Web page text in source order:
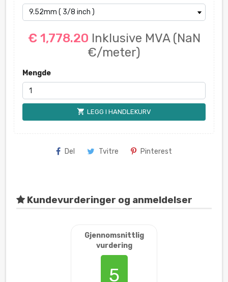
€ 1,778.20 Inklusive MVA (NaN
€/meter)
Mengde
shopping_cart LEGG I HANDLEKURV
Del Tvitre Pinterest
Kundevurderinger og anmeldelser
Gjennomsnittlig
vurdering
5